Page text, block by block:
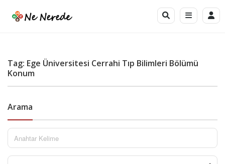
Tag: Ege Üniversitesi Cerrahi Tıp Bilimleri Bölümü
Konum
Arama